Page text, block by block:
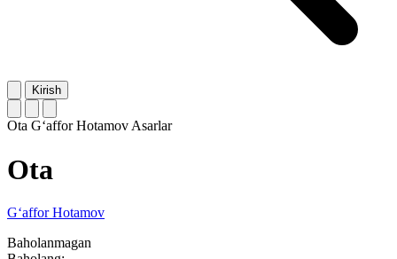
Kirish
Ota G‘affor HotamovAsarlar
Ota
G‘affor Hotamov
Baholanmagan